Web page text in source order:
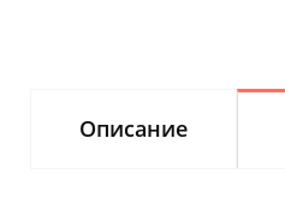
Описание